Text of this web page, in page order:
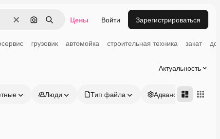
ОчиститьПоиск по изображению
Поиск Цены Войти Зарегистрироваться
грузовик автомойка строительная техника закат
Актуальность
Люди Тип файла Адвансд